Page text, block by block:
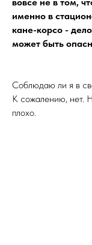
именно в
кане-корсо -
может быть
Соблюдаю ли я в
К сожалению, нет.
плохо.